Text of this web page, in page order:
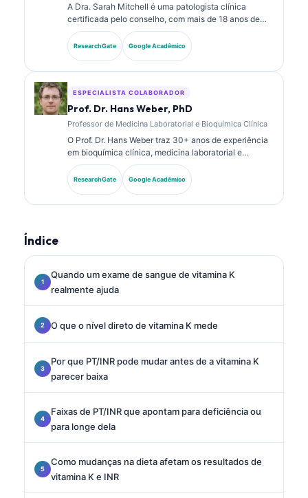
A Dra. Sarah Mitchell é uma patologista clínica
certificada pelo conselho, com mais de 18 anos de
experiência em medicina laboratorial e análise
diagnóstica. Ela possui certificações de
especialidade em química clínica e publicou
ResearchGate Google Acadêmico
ESPECIALISTA COLABORADOR
Prof. Dr. Hans Weber, PhD
Professor de Medicina Laboratorial e Bioquímica Clínica
O Prof. Dr. Hans Weber traz 30+ anos de experiência
em bioquímica clínica, medicina laboratorial e
pesquisa de biomarcadores. Ex-Presidente da
Sociedade Alemã de Química Clínica, ele se
especializa em análise de painéis diagnósticos,
ResearchGate Google Acadêmico
Índice
Quando um exame de sangue de vitamina K
realmente ajuda
O que o nível direto de vitamina K mede
Por que PT/INR pode mudar antes de a vitamina K
parecer baixa
Faixas de PT/INR que apontam para deficiência ou
para longe dela
Como mudanças na dieta afetam os resultados de
vitamina K e INR